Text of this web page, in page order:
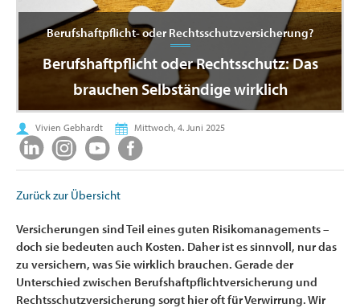
Berufshaftpflicht- oder Rechtsschutzversicherung?
Berufshaftpflicht oder Rechtsschutz: Das
brauchen Selbständige wirklich
Vivien Gebhardt Mittwoch, 4. Juni 2025
Zurück zur Übersicht
Versicherungen sind Teil eines guten Risikomanagements –
doch sie bedeuten auch Kosten. Daher ist es sinnvoll, nur das
zu versichern, was Sie wirklich brauchen. Gerade der
Unterschied zwischen Berufshaftpflichtversicherung und
Rechtsschutzversicherung sorgt hier oft für Verwirrung. Wir